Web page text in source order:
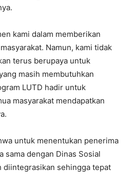
kami dalam memberikan
Namun, kami tidak
terus berupaya untuk
masih membutuhkan
LUTD hadir untuk
masyarakat mendapatkan
untuk menentukan penerima
sama dengan Dinas Sosial
diintegrasikan sehingga tepat